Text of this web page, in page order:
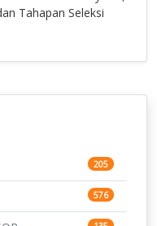
Tahapan Seleksi
205
576